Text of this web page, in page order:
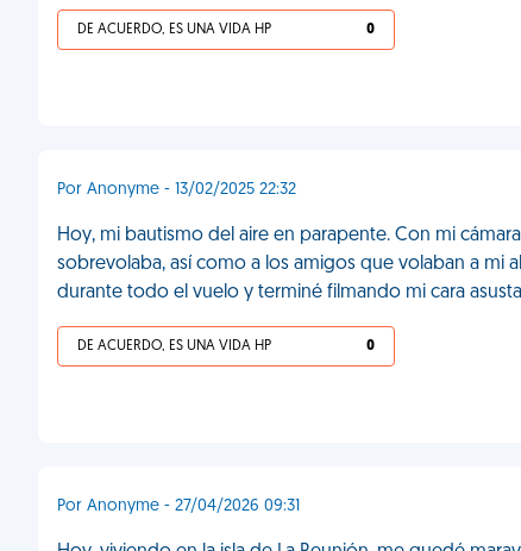
DE ACUERDO, ES UNA VIDA HP 0
Por Anonyme - 13/02/2025 22:32
Hoy, mi bautismo del aire en parapente. Con mi
sobrevolaba, así como a los amigos que volaban a mi
durante todo el vuelo y terminé filmando mi cara
DE ACUERDO, ES UNA VIDA HP 0
Por Anonyme - 27/04/2026 09:31